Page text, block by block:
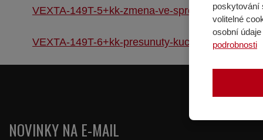
VEXTA-149T-5+kk-zmena-ve-sprchovem-koutu-
VEXTA-149T-6+kk-presunuty-kuchynsky-kout pdf
NOVINKY NA E-MAIL
poskytování
volitelné
osobní
podrobnosti